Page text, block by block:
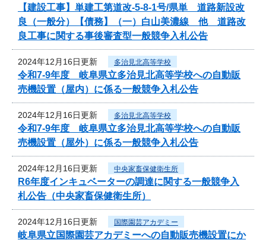
【建設工事】単建工第道改-5-8-1号/県単 道路新設改
良（一般分）【債務】（一）白山美濃線 他 道路改
良工事に関する事後審査型一般競争入札公告
2024年12月16日更新 多治見北高等学校
令和7‐9年度 岐阜県立多治見北高等学校への自動販
売機設置（屋内）に係る一般競争入札公告
2024年12月16日更新 多治見北高等学校
令和7‐9年度 岐阜県立多治見北高等学校への自動販
売機設置（屋外）に係る一般競争入札公告
2024年12月16日更新 中央家畜保健衛生所
R6年度インキュベーターの調達に関する一般競争入
札公告（中央家畜保健衛生所）
2024年12月16日更新 国際園芸アカデミー
岐阜県立国際園芸アカデミーへの自動販売機設置にか